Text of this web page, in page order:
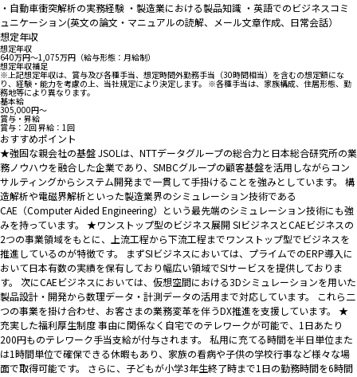
・自動車衝突解析の実務経験 ・製造業における製品知識 ・英語でのビジネスコミ
ュニケーション(英文の論文・マニュアルの読解、メール文章作成、日常会話）
想定年収
想定年収
640万円〜1,075万円（給与形態：月給制）
想定年収補足
※上記想定年収は、賞与及び各種手当、想定時間外勤務手当（30時間相当）を含むの想定額にな
り、経験・能力を考慮の上、当社規定により決定します。 ※各種手当は、家族構成、住居形態、勤
務地等により異なります。
基本給
305,000円〜
賞与・昇給
賞与：2回 昇給：1回
おすすめポイント
★強固な親会社の基盤 JSOLは、NTTデータグループの総合力と日本総合研究所の業
務ノウハウを融合した企業であり、SMBCグループの顧客基盤を活用しながらコン
サルティングからシステム開発まで一貫して手掛けることを強みとしています。 構
造解析や電磁界解析といった製造業界のシミュレーション技術である
CAE（Computer Aided Engineering）という最先端のシミュレーション技術にも強
みを持っています。 ★ワンストップ型のビジネス展開 SIビジネスとCAEビジネスの
2つの事業領域をもとに、上流工程から下流工程までワンストップ型でビジネスを
推進しているのが特徴です。 まずSIビジネスにおいては、プライムでのERP導入に
おいて日本有数の実績を保有しており幅広い領域でSIサービスを提供しておりま
す。 次にCAEビジネスにおいては、仮想空間における3Dシミュレーションを用いた
製品設計・開発から数理データ・計測データの活用まで対応しています。 これら二
つの事業を掛け合わせ、お客さまの業務変革を伴うDX推進を支援しています。 ★
充実した福利厚生制度 事由に関係なく自宅でのテレワークが可能で、1日あたり
200円ものテレワーク手当支給が付与されます。 私用に充てる時間を半日単位また
は1時間単位で確保できる休暇もあり、家族の看病や子供の学校行事など様々な場
面で取得可能です。 さらに、子どもが小学3年生終了時まで1日の勤務時間を6時間